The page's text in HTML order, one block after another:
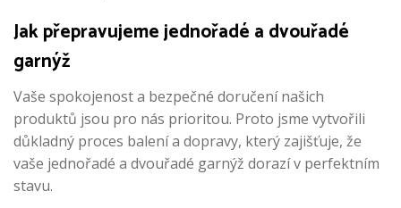
Jak přepravujeme jednořadé a dvouřadé
garnýž
Vaše spokojenost a bezpečné doručení našich
produktů jsou pro nás prioritou. Proto jsme vytvořili
důkladný proces balení a dopravy, který zajišťuje, že
vaše jednořadé a dvouřadé garnýž dorazí v perfektním
stavu.